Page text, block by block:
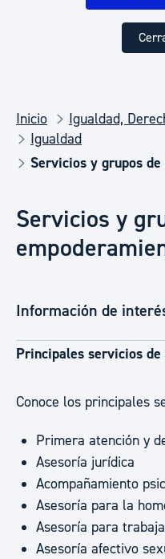
Inicio
Igualdad,
Igualdad
Servicios y grupos
Servicios y
Información de
Principales servicios de
Conoce los principales
Primera atención y
Asesoría jurídica
Acompañamiento
Asesoría para la
Asesoría para
Asesoría afectivo